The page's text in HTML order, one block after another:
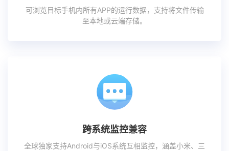
可浏览目标手机内所有APP的运行数据，支持将文件传输
至本地或云端存储。
跨系统监控兼容
全球独家支持Android与iOS系统互相监控，涵盖小米、三